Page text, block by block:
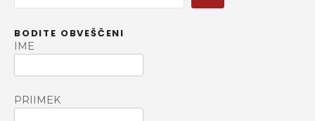
iBODITE OBVEŠČENI
IME
PRIIMEK